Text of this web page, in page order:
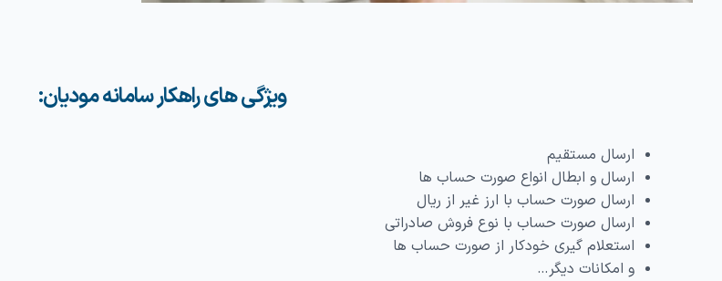
ویژگی های راهکار سامانه مودیان:
ارسال مستقیم
ارسال و ابطال انواع صورت‌ حساب‌ ها
ارسال صورت حساب با ارز غیر از ریال
ارسال صورت حساب با نوع فروش صادراتی
استعلام‌ گیری خودکار از صورت‌ حساب‌ ها
و امکانات دیگر…